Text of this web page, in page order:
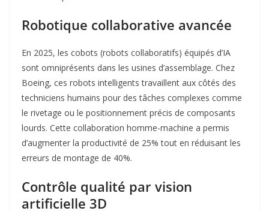
Robotique collaborative avancée
En 2025, les cobots (robots collaboratifs) équipés d’IA
sont omniprésents dans les usines d’assemblage. Chez
Boeing, ces robots intelligents travaillent aux côtés des
techniciens humains pour des tâches complexes comme
le rivetage ou le positionnement précis de composants
lourds. Cette collaboration homme-machine a permis
d’augmenter la productivité de 25% tout en réduisant les
erreurs de montage de 40%.
Contrôle qualité par vision
artificielle 3D